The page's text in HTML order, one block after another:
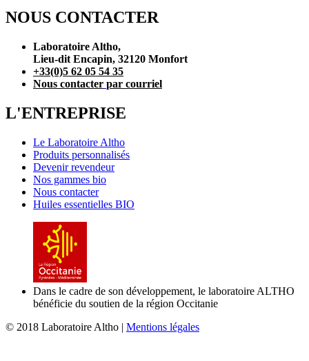
NOUS CONTACTER
Laboratoire Altho,
Lieu-dit Encapin, 32120 Monfort
+33(0)5 62 05 54 35
Nous contacter par courriel
L'ENTREPRISE
Le Laboratoire Altho
Produits personnalisés
Devenir revendeur
Nos gammes bio
Nous contacter
Huiles essentielles BIO
Dans le cadre de son développement, le laboratoire ALTHO
bénéficie du soutien de la région Occitanie
© 2018 Laboratoire Altho | Mentions légales